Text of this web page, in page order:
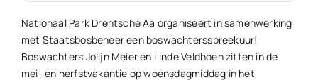
Nationaal Park Drentsche Aa organiseert in samenwerking
met Staatsbosbeheer een boswachtersspreekuur!
Boswachters Jolijn Meier en Linde Veldhoen zitten in de
mei- en herfstvakantie op woensdagmiddag in het